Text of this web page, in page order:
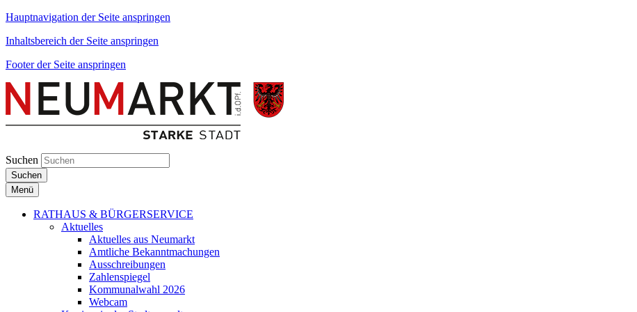
Hauptnavigation der Seite anspringen
Inhaltsbereich der Seite anspringen
Footer der Seite anspringen
Suchen
Suchen
Menü
RATHAUS & BÜRGERSERVICE
Aktuelles
Aktuelles aus Neumarkt
Amtliche Bekanntmachungen
Ausschreibungen
Zahlenspiegel
Kommunalwahl 2026
Webcam